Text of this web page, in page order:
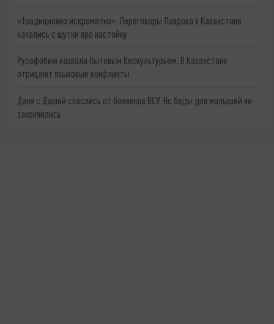
«Традиционно искрометно»: Переговоры Лаврова в Казахстане
начались с шутки про настойку
Русофобию назвали бытовым бескультурьем: В Казахстане
отрицают языковые конфликты
Даня с Дашей спаслись от боевиков ВСУ. Но беды для малышей не
закончились